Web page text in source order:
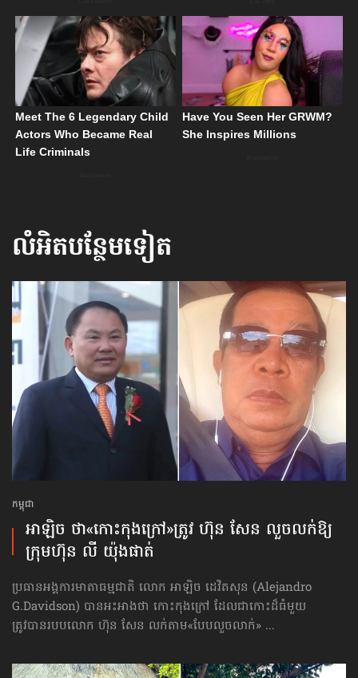
លំអិតបន្ថែមទៀត
កម្ពុជា
អាឡិច ថា«កោះកុងក្រៅ»ត្រូវ ហ៊ុន សែន ​លួចលក់​ឱ្យ​
ក្រុមហ៊ុន លី យ៉ុងផាត់
ប្រធានអង្គការមាតាធម្មជាតិ លោក អាឡិច ដេវិតសុន (Alejandro
G.Davidson) បាន​អះអាងថា កោះកុងក្រៅ ដែលជាកោះដ៏ធំមួយ
ត្រូវបានរបបលោក ហ៊ុន សែន លក់តាម​«បែប​លួចលាក់» ...